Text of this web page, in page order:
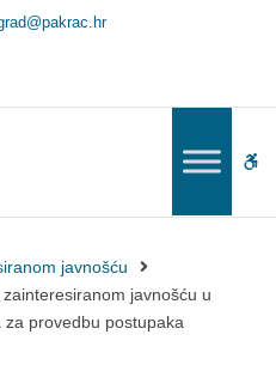
javnošću u postupku
javnošću
javnošću u
provedbu postupaka